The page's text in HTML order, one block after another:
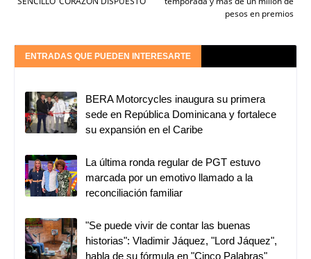
pesos en premios
ENTRADAS QUE PUEDEN INTERESARTE
BERA Motorcycles inaugura su primera
sede en República Dominicana y fortalece
su expansión en el Caribe
La última ronda regular de PGT estuvo
marcada por un emotivo llamado a la
reconciliación familiar
"Se puede vivir de contar las buenas
historias": Vladimir Jáquez, "Lord Jáquez",
habla de su fórmula en "Cinco Palabras"